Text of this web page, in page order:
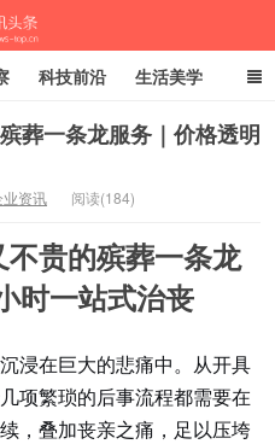
条
科技前沿 生活美学
葬一条龙服务｜价格透明
业资讯 阅读(184)
贵的殡葬一条龙
时一站式治丧
浸在巨大的悲痛中。从开具
项繁琐的后事流程都需要在
，叠加丧亲之痛，足以压垮